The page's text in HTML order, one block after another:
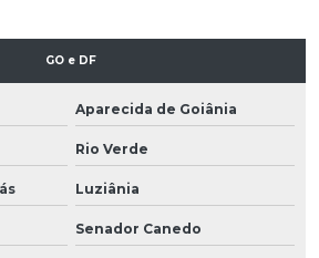
GO e DF
Aparecida de Goiânia
Rio Verde
Luziânia
Senador Canedo